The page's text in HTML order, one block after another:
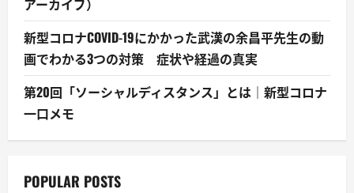
アーカイブ）
新型コロナCOVID-19にかかった武漢の余昌平先生の動
画でわかる3つの対策 症状や経過の真実
第20回「ソーシャルディスタンス」とは｜新型コロナ
一口メモ
POPULAR POSTS